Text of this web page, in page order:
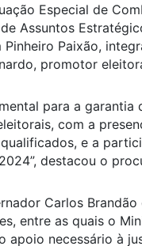
Especial de
Assuntos
Paixão,
promotor
para a
com a
e a
destacou o
Carlos
entre as quais o
apoio necessário à